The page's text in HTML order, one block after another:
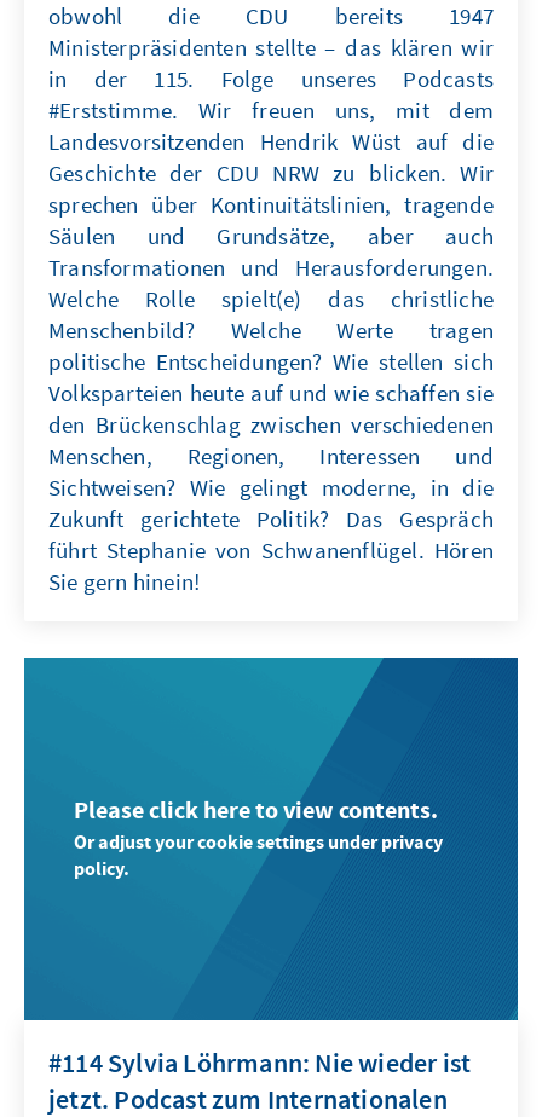
obwohl die CDU bereits 1947
Ministerpräsidenten stellte – das klären wir
in der 115. Folge unseres Podcasts
#Erststimme. Wir freuen uns, mit dem
Landesvorsitzenden Hendrik Wüst auf die
Geschichte der CDU NRW zu blicken. Wir
sprechen über Kontinuitätslinien, tragende
Säulen und Grundsätze, aber auch
Transformationen und Herausforderungen.
Welche Rolle spielt(e) das christliche
Menschenbild? Welche Werte tragen
politische Entscheidungen? Wie stellen sich
Volksparteien heute auf und wie schaffen sie
den Brückenschlag zwischen verschiedenen
Menschen, Regionen, Interessen und
Sichtweisen? Wie gelingt moderne, in die
Zukunft gerichtete Politik? Das Gespräch
führt Stephanie von Schwanenflügel. Hören
Sie gern hinein!
Please click here to view contents.
Or adjust your cookie settings under privacy
policy.
#114 Sylvia Löhrmann: Nie wieder ist
jetzt. Podcast zum Internationalen